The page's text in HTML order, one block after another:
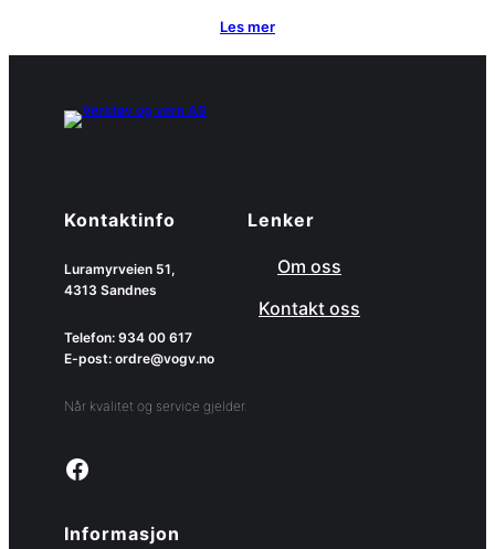
Les mer
Kontaktinfo
Luramyrveien 51,
4313 Sandnes
Telefon: 934 00 617
E-post: ordre@vogv.no
Når kvalitet og service gjelder.
Link to facebook page
Lenker
Om oss
Kontakt oss
Informasjon